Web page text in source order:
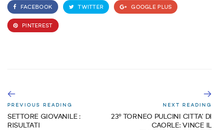
FACEBOOK TWITTER GOOGLE PLUS
PINTEREST
PREVIOUS READING
SETTORE GIOVANILE :
RISULTATI
NEXT READING
23° TORNEO PULCINI CITTA’ DI
CAORLE: VINCE IL